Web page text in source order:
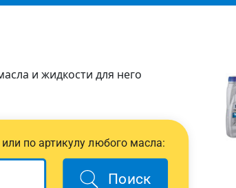
и жидкости для него
по артикулу любого масла:
Поиск